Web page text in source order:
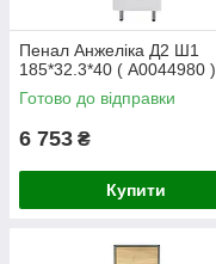
Пенал Анжеліка Д2 Ш1
185*32.3*40 ( А0044980 )
Готово до відправки
6 753 ₴
Купити